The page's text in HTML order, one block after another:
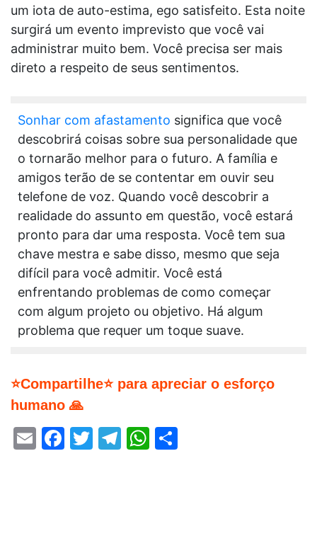
um iota de auto-estima, ego satisfeito. Esta noite
surgirá um evento imprevisto que você vai
administrar muito bem. Você precisa ser mais
direto a respeito de seus sentimentos.
Sonhar com afastamento significa que você
descobrirá coisas sobre sua personalidade que
o tornarão melhor para o futuro. A família e
amigos terão de se contentar em ouvir seu
telefone de voz. Quando você descobrir a
realidade do assunto em questão, você estará
pronto para dar uma resposta. Você tem sua
chave mestra e sabe disso, mesmo que seja
difícil para você admitir. Você está
enfrentando problemas de como começar
com algum projeto ou objetivo. Há algum
problema que requer um toque suave.
⭐Compartilhe⭐ para apreciar o esforço
humano 🙏
EmailFacebook
Twitter
Telegram
WhatsApp